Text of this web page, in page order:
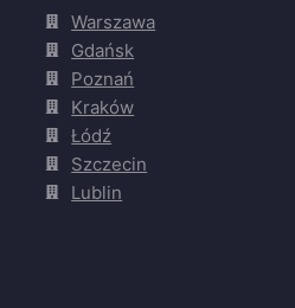
Warszawa
Gdańsk
Poznań
Kraków
Łódź
Szczecin
Lublin